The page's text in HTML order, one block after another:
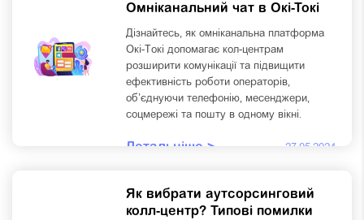
Омніканальний чат в Окі-Токі
Дізнайтесь, як омніканальна платформа
Окі-Токі допомагає кол-центрам
розширити комунікації та підвищити
ефективність роботи операторів,
об’єднуючи телефонію, месенджери,
соцмережі та пошту в одному вікні.
Детальніше > 27.05.2024
Як вибрати аутсорсинговий
колл-центр? Типові помилки